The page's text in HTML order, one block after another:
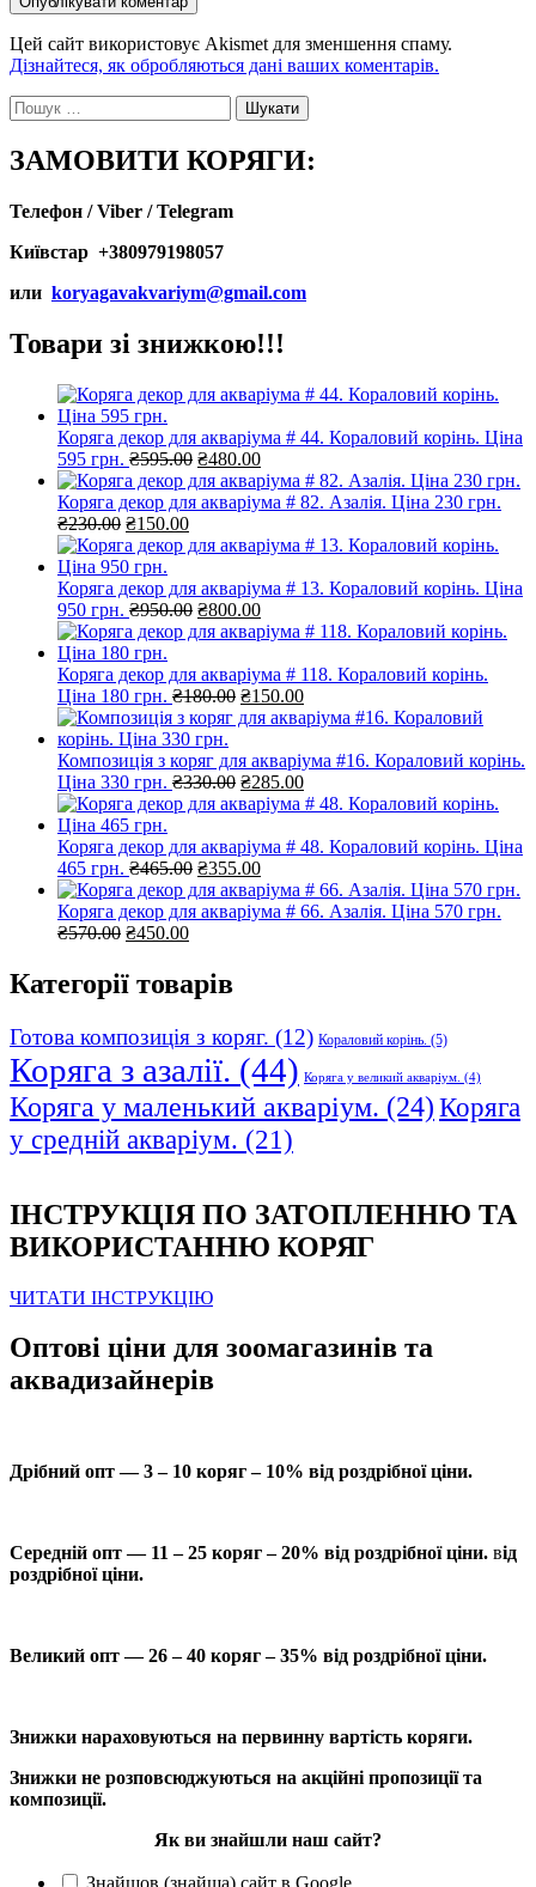
Цей сайт використовує Akismet для зменшення спаму.
Дізнайтеся, як обробляються дані ваших коментарів.
Пошук:
ЗАМОВИТИ КОРЯГИ:
Телефон / Viber / Telegram
Київстар +380979198057
или koryagavakvariym@gmail.com
Товари зі знижкою!!!
Коряга декор для акваріума # 44. Кораловий корінь. Ціна
595 грн. ₴595.00 Оригінальна
ціна:
₴595.00.
₴480.00Поточна
ціна:
₴480.00.
Коряга декор для акваріума # 82. Азалія. Ціна 230 грн.
₴230.00 Оригінальна
ціна:
₴230.00.
₴150.00Поточна
ціна:
Коряга декор для акваріума # 13. Кораловий корінь. Ціна
950 грн. ₴950.00 Оригінальна
ціна:
₴800.00Поточна
ціна:
Коряга декор для акваріума # 118. Кораловий корінь.
Ціна 180 грн. ₴180.00 Оригінальна
ціна:
₴150.00Поточна
ціна:
Композиція з коряг для акваріума #16. Кораловий корінь.
Ціна 330 грн. ₴330.00 Оригінальна
ціна:
₴285.00Поточна
ціна:
Коряга декор для акваріума # 48. Кораловий корінь. Ціна
465 грн. ₴465.00 Оригінальна
ціна:
₴465.00.
₴355.00Поточна
ціна:
₴355.00.
Коряга декор для акваріума # 66. Азалія. Ціна 570 грн.
₴570.00 Оригінальна
₴570.00.
₴450.00Поточна
₴450.00.
Категорії товарів
Готова композиція з коряг. (12) Кораловий корінь. (5)
Коряга з азалії. (44) Коряга у великий акваріум. (4)
Коряга у маленький акваріум. (24)Коряга
у средній акваріум. (21)
ІНСТРУКЦІЯ ПО ЗАТОПЛЕННЮ ТА
ВИКОРИСТАННЮ КОРЯГ
ЧИТАТИ ІНСТРУКЦІЮ
Оптові ціни для зоомагазинів та
аквадизайнерів
Дрібний опт — 3 – 10 коряг – 10% від роздрібної ціни.
Середній опт — 11 – 25 коряг – 20% від роздрібної ціни. від
роздрібної ціни.
Великий опт — 26 – 40 коряг – 35% від роздрібної ціни.
Знижки нараховуються на первинну вартість коряги.
Знижки не розповсюджуються на акційні пропозиції та
композиції.
Як ви знайшли наш сайт?